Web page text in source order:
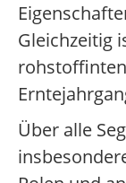
Gleichzeitig
Über alle